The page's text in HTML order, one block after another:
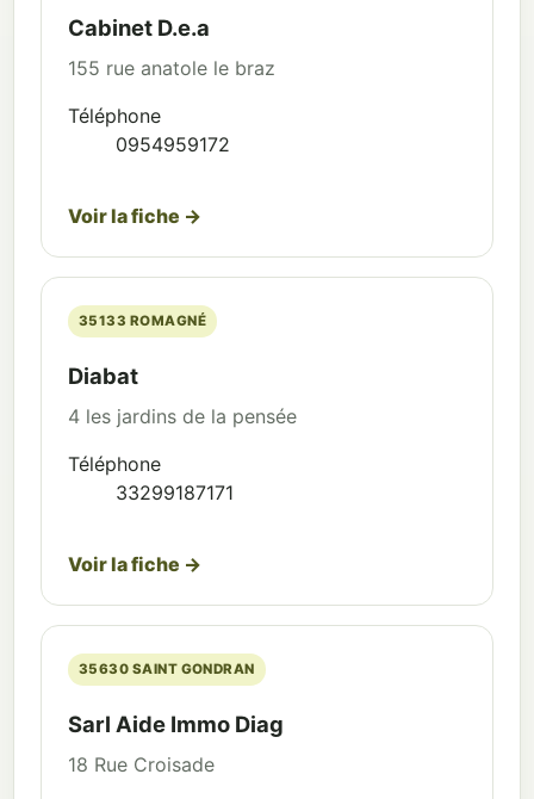
Cabinet D.e.a
155 rue anatole le braz
Téléphone
0954959172
Voir la fiche →
35133 ROMAGNÉ
Diabat
4 les jardins de la pensée
Téléphone
33299187171
Voir la fiche →
35630 SAINT GONDRAN
Sarl Aide Immo Diag
18 Rue Croisade